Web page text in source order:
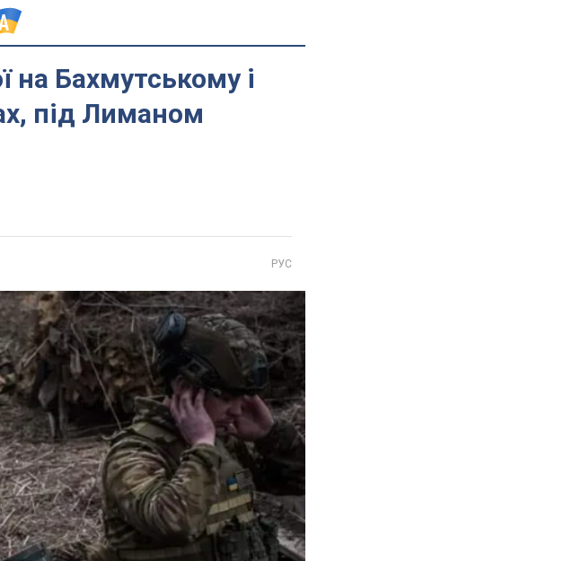
на Бахмутському і
під Лиманом
РУС